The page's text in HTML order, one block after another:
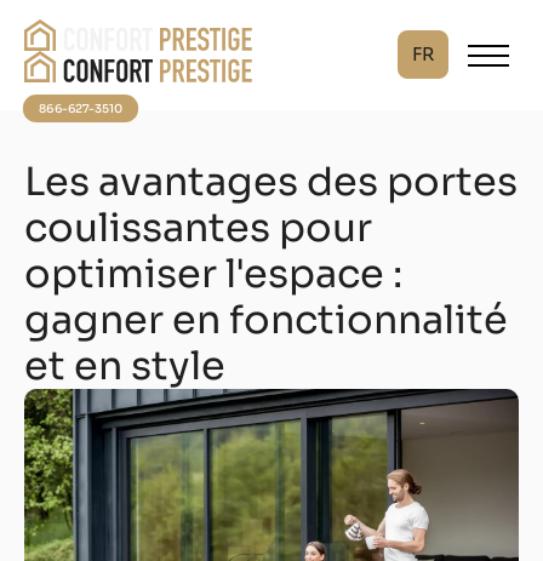
FR
866-627-3510
Les avantages des portes
coulissantes pour
optimiser l'espace :
gagner en fonctionnalité
et en style